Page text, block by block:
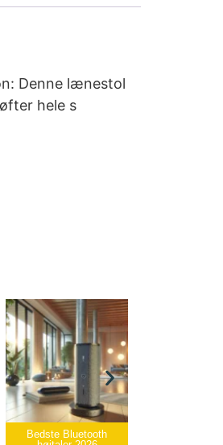
Denne lænestol
hele s
Bedste infrarøde